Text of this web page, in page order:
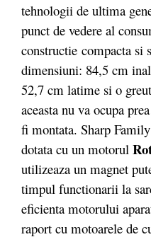
tehnologii de ultima
punct de vedere al
constructie compacta si
dimensiuni: 84,5 cm
52,7 cm latime si o
aceasta nu va ocupa
fi montata. Sharp
dotata cu un motorul
utilizeaza un magnet
timpul functionarii la
eficienta motorului
raport cu motoarele de